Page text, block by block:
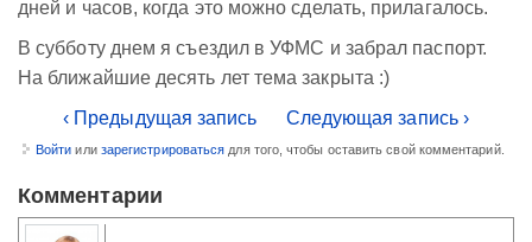
дней и часов, когда это можно сделать, прилагалось.
В субботу днем я съездил в УФМС и забрал паспорт.
На ближайшие десять лет тема закрыта :)
‹ Предыдущая запись
Следующая запись ›
Войти или зарегистрироваться для того, чтобы оставить свой комментарий.
Комментарии